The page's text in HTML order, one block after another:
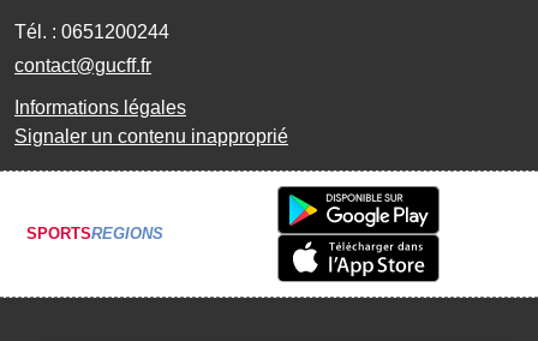
Tél. : 0651200244
contact@gucff.fr
Informations légales
Signaler un contenu inapproprié
SPORTSREGIONS